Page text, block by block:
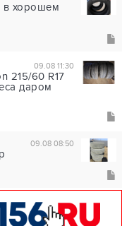
в хорошем
09.08 11:30
215/60 R17
даром
09.08 08:50